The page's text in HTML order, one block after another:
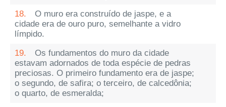
18.
O muro era construído de jaspe, e a
cidade era de ouro puro, semelhante a vidro
límpido.
19.
Os fundamentos do muro da cidade
estavam adornados de toda espécie de pedras
preciosas. O primeiro fundamento era de jaspe;
o segundo, de safira; o terceiro, de calcedônia;
o quarto, de esmeralda;